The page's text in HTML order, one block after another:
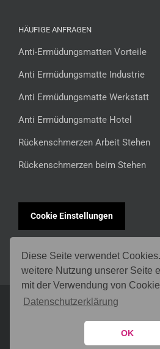
Diese Seite verwendet
weitere Nutzung unserer Seite
mit der Verwendung von
Datenschutzerklärung
OK
HÄUFIGE ANFRAGEN
Anti-Ermüdungsmatten Vorteile
Anti Ermüdungsmatte Industrie
Anti Ermüdungsmatte Werkstatt
Anti Ermüdungsmatte Hotel
Rückenschmerzen Arbeit Stehen
Rückenschmerzen beim Stehen
Cookie Einstellungen
* Alle Preisangaben inkl. MwSt. ggf. zzgl.
Copyright 2016 isoloc